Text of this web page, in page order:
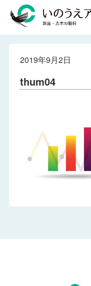
2019年9月2日
thum04